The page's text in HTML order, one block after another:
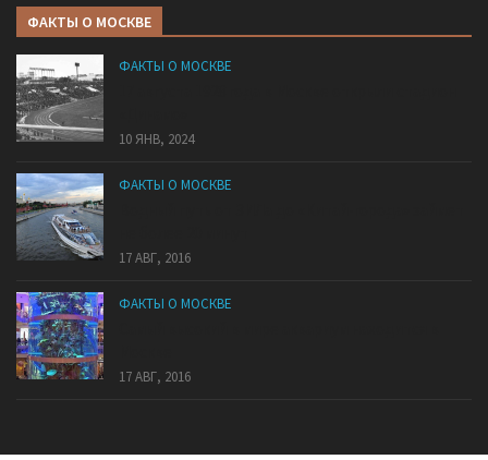
ФАКТЫ О МОСКВЕ
ФАКТЫ О МОСКВЕ
10 ЯНВ, 2024
ФАКТЫ О МОСКВЕ
17 АВГ, 2016
ФАКТЫ О МОСКВЕ
17 АВГ, 2016